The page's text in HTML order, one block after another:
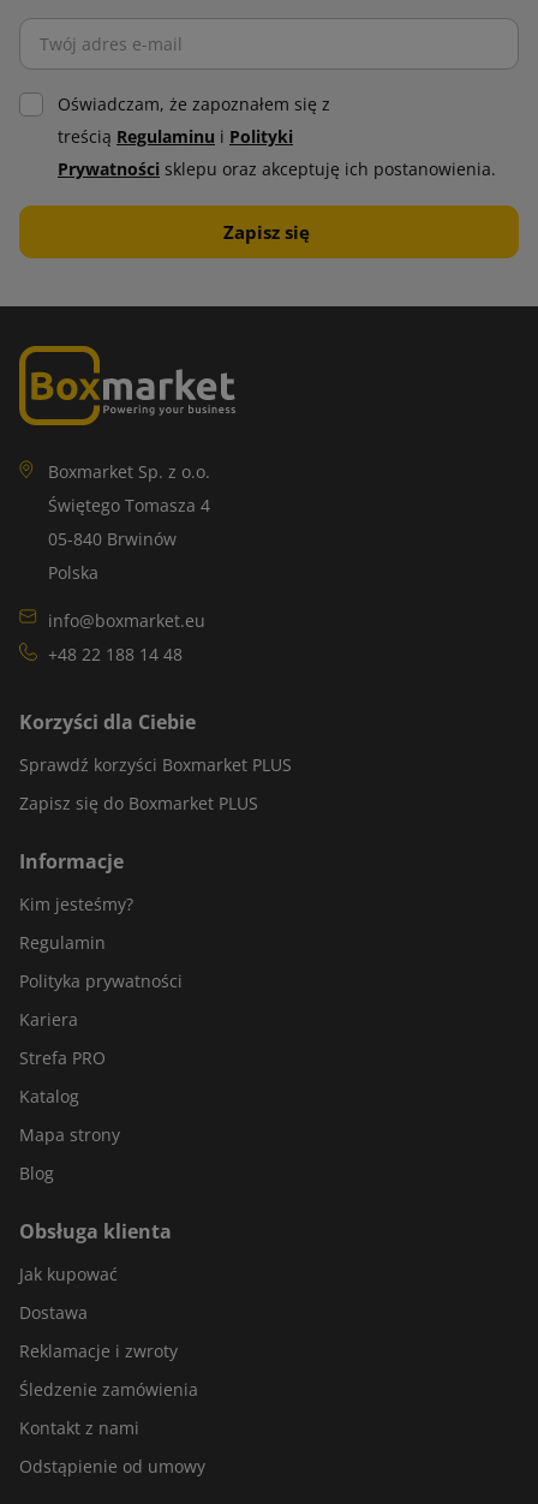
Oświadczam, że zapoznałem się z
treścią Regulaminu i Polityki
Prywatności sklepu oraz akceptuję ich postanowienia.
Boxmarket Sp. z o.o.
Świętego Tomasza 4
05-840 Brwinów
Polska
info@boxmarket.eu
+48 22 188 14 48
Korzyści dla Ciebie
Sprawdź korzyści Boxmarket PLUS
Zapisz się do Boxmarket PLUS
Informacje
Kim jesteśmy?
Regulamin
Polityka prywatności
Kariera
Strefa PRO
Katalog
Mapa strony
Blog
Obsługa klienta
Jak kupować
Dostawa
Reklamacje i zwroty
Śledzenie zamówienia
Kontakt z nami
Odstąpienie od umowy